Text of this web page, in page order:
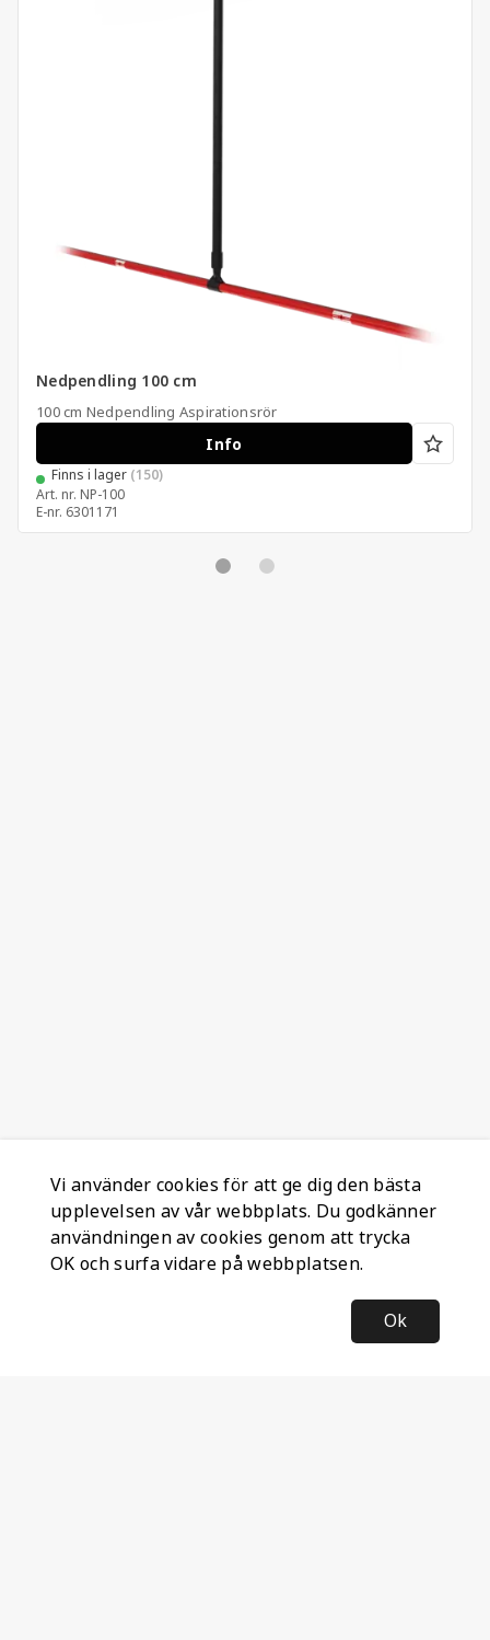
Nedpendling 100 cm
100 cm Nedpendling Aspirationsrör
Info
Finns i lager (150)
Art. nr. NP-100
E-nr. 6301171
Vi använder cookies för att ge dig den bästa
upplevelsen av vår webbplats. Du godkänner
användningen av cookies genom att trycka
OK och surfa vidare på webbplatsen.
Ok